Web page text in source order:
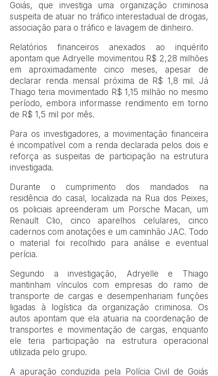
Goiás, que investiga uma organização criminosa
suspeita de atuar no tráfico interestadual de drogas,
associação para o tráfico e lavagem de dinheiro.
Relatórios financeiros anexados ao inquérito
apontam que Adryelle movimentou R$ 2,28 milhões
em aproximadamente cinco meses, apesar de
declarar renda mensal próxima de R$ 1,8 mil. Já
Thiago teria movimentado R$ 1,15 milhão no mesmo
período, embora informasse rendimento em torno
de R$ 1,5 mil por mês.
Para os investigadores, a movimentação financeira
é incompatível com a renda declarada pelos dois e
reforça as suspeitas de participação na estrutura
investigada.
Durante o cumprimento dos mandados na
residência do casal, localizada na Rua dos Peixes,
os policiais apreenderam um Porsche Macan, um
Renault Clio, cinco aparelhos celulares, cinco
cadernos com anotações e um caminhão JAC. Todo
o material foi recolhido para análise e eventual
perícia.
Segundo a investigação, Adryelle e Thiago
mantinham vínculos com empresas do ramo de
transporte de cargas e desempenhariam funções
ligadas à logística da organização criminosa. Os
autos apontam que ela atuaria na coordenação de
transportes e movimentação de cargas, enquanto
ele teria participação na estrutura operacional
utilizada pelo grupo.
A apuração conduzida pela Polícia Civil de Goiás